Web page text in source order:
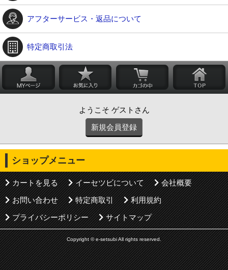
アフターサービス・返品について
特定商取引法
ようこそ ゲストさん
新規会員登録
ショップメニュー
カートを見る イーセツビについて
会社概要
お問い合わせ
特定商取引
利用規約
プライバシーポリシー
サイトマップ
Copyright © e-setsubi All rights reserved.